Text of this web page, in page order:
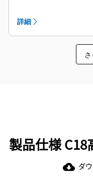
コントロールパネル
スタブアップエリ
詳細
製品仕様 C18
cloud_download ダ